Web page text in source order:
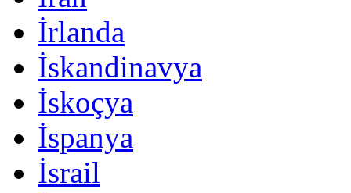
İrlanda
İskandinavya
İskoçya
İspanya
İsrail